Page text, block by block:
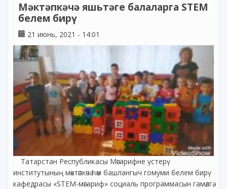
Мәктәпкәчә яшьтәге балаларга STEM
белем бирү
21 июнь, 2021 - 14:01
Татарстан Республикасы Мәгарифне үстерү
институтының мәктәпкәчә һәм башлангыч гомуми белем бирү
кафедрасы «STEM-мәгариф» социаль программасын гамәлгә